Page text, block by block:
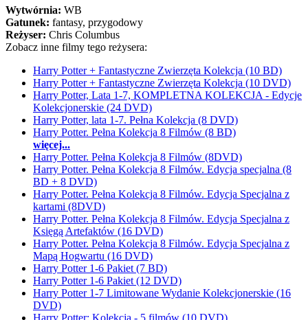
Wytwórnia: WB
Gatunek: fantasy, przygodowy
Reżyser: Chris Columbus
Zobacz inne filmy tego reżysera:
Harry Potter + Fantastyczne Zwierzęta Kolekcja (10 BD)
Harry Potter + Fantastyczne Zwierzęta Kolekcja (10 DVD)
Harry Potter, Lata 1-7, KOMPLETNA KOLEKCJA - Edycje
Kolekcjonerskie (24 DVD)
Harry Potter, lata 1-7. Pełna Kolekcja (8 DVD)
Harry Potter. Pełna Kolekcja 8 Filmów (8 BD)
więcej...
Harry Potter. Pełna Kolekcja 8 Filmów (8DVD)
Harry Potter. Pełna Kolekcja 8 Filmów. Edycja specjalna (8
BD + 8 DVD)
Harry Potter. Pełna Kolekcja 8 Filmów. Edycja Specjalna z
kartami (8DVD)
Harry Potter. Pełna Kolekcja 8 Filmów. Edycja Specjalna z
Księgą Artefaktów (16 DVD)
Harry Potter. Pełna Kolekcja 8 Filmów. Edycja Specjalna z
Mapą Hogwartu (16 DVD)
Harry Potter 1-6 Pakiet (7 BD)
Harry Potter 1-6 Pakiet (12 DVD)
Harry Potter 1-7 Limitowane Wydanie Kolekcjonerskie (16
DVD)
Harry Potter: Kolekcja - 5 filmów (10 DVD)